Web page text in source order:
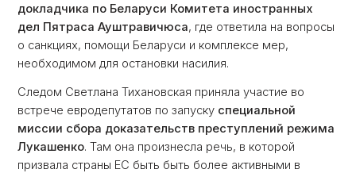
докладчика по Беларуси Комитета иностранных
дел Пятраса Ауштравичюса, где ответила на вопросы
о санкциях, помощи Беларуси и комплексе мер,
необходимом для остановки насилия.
Следом Светлана Тихановская приняла участие во
встрече евродепутатов по запуску специальной
миссии сбора доказательств преступлений режима
Лукашенко. Там она произнесла речь, в которой
призвала страны ЕС быть быть более активными в